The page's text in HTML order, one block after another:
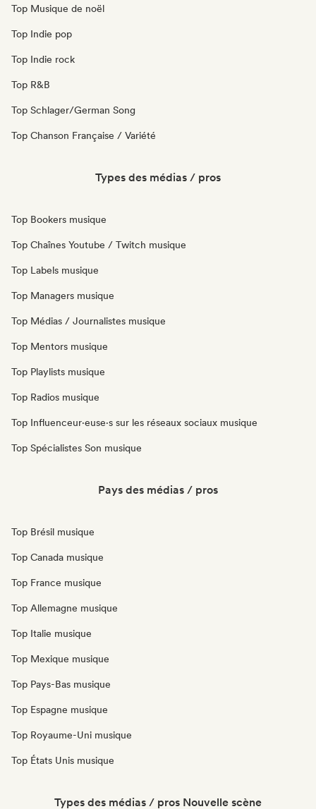
Top Musique de noël
Top Indie pop
Top Indie rock
Top R&B
Top Schlager/German Song
Top Chanson Française / Variété
Types des médias / pros
Top Bookers musique
Top Chaînes Youtube / Twitch musique
Top Labels musique
Top Managers musique
Top Médias / Journalistes musique
Top Mentors musique
Top Playlists musique
Top Radios musique
Top Influenceur·euse·s sur les réseaux sociaux musique
Top Spécialistes Son musique
Pays des médias / pros
Top Brésil musique
Top Canada musique
Top France musique
Top Allemagne musique
Top Italie musique
Top Mexique musique
Top Pays-Bas musique
Top Espagne musique
Top Royaume-Uni musique
Top États Unis musique
Types des médias / pros Nouvelle scène